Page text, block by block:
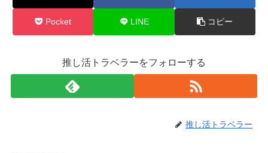
Pocket LINE コピー
推し活トラベラーをフォローする
推し活トラベラー